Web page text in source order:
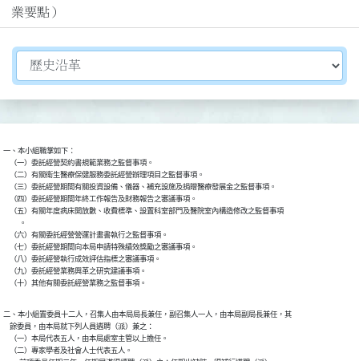
業要點）
切換選擇法規資訊內容
一、本小組職掌如下：
    （一）委託經營契約書規範業務之監督事項。
    （二）有關衛生醫療保健服務委託經營辦理項目之監督事項。
    （三）委託經營期間有關投資設備、儀器、補充設施及捐贈醫療發展金之監督事項。
    （四）委託經營期間年終工作報告及財務報告之審議事項。
    （五）有關年度病床開放數、收費標準、設置科室部門及醫院室內構造修改之監督事項
          。
    （六）有關委託經營營運計畫書執行之監督事項。
    （七）委託經營期間向本局申請特殊績效獎勵之審議事項。
    （八）委託經營執行成效評估指標之審議事項。
    （九）委託經營業務興革之研究建議事項。
    （十）其他有關委託經營業務之監督事項。
二、本小組置委員十二人，召集人由本局局長兼任，副召集人一人，由本局副局長兼任，其
    餘委員，由本局就下列人員遴聘（派）兼之：
    （一）本局代表五人，由本局處室主管以上擔任。
    （二）專家學者及社會人士代表五人。